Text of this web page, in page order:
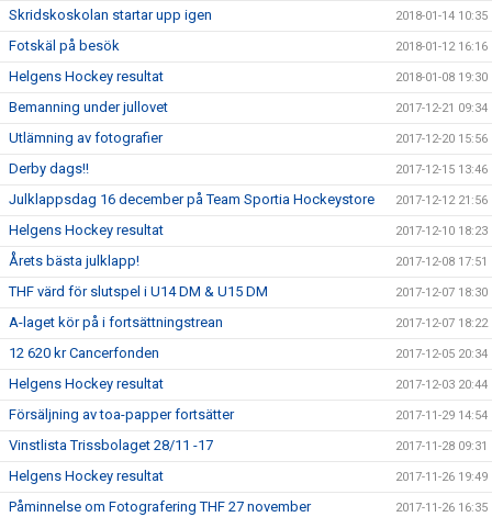
Skridskoskolan startar upp igen 2018-01-14 10:35
Fotskäl på besök 2018-01-12 16:16
Helgens Hockey resultat 2018-01-08 19:30
Bemanning under jullovet 2017-12-21 09:34
Utlämning av fotografier 2017-12-20 15:56
Derby dags!! 2017-12-15 13:46
Julklappsdag 16 december på Team Sportia Hockeystore 2017-12-12 21:56
Helgens Hockey resultat 2017-12-10 18:23
Årets bästa julklapp! 2017-12-08 17:51
THF värd för slutspel i U14 DM & U15 DM 2017-12-07 18:30
A-laget kör på i fortsättningstrean 2017-12-07 18:22
12 620 kr Cancerfonden 2017-12-05 20:34
Helgens Hockey resultat 2017-12-03 20:44
Försäljning av toa-papper fortsätter 2017-11-29 14:54
Vinstlista Trissbolaget 28/11 -17 2017-11-28 09:31
Helgens Hockey resultat 2017-11-26 19:49
Påminnelse om Fotografering THF 27 november 2017-11-26 16:35